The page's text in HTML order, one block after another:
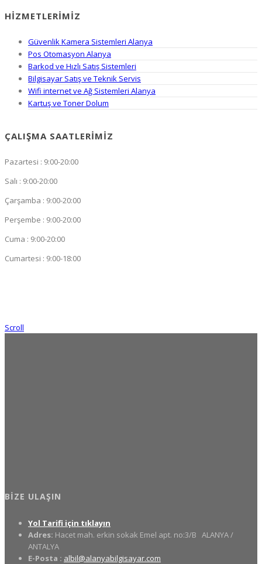
HIZMETLERIMIZ
Güvenlik Kamera Sistemleri Alanya
Pos Otomasyon Alanya
Barkod ve Hızlı Satış Sistemleri
Bilgisayar Satış ve Teknik Servis
Wifi internet ve Ağ Sistemleri Alanya
Kartuş ve Toner Dolum
ÇALIŞMA SAATLERIMIZ
Pazartesi : 9:00-20:00
Salı : 9:00-20:00
Çarşamba : 9:00-20:00
Perşembe : 9:00-20:00
Cuma : 9:00-20:00
Cumartesi : 9:00-18:00
Scroll
BIZE ULAŞIN
Yol Tarifi için tıklayın
Adres: Hacet mah. erkin sokak Emel apt. no:3/B ALANYA /
ANTALYA
E-Posta : albil@alanyabilgisayar.com